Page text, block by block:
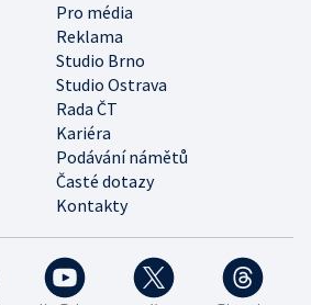
Pro média
Reklama
Studio Brno
Studio Ostrava
Rada ČT
Kariéra
Podávání námětů
Časté dotazy
Kontakty